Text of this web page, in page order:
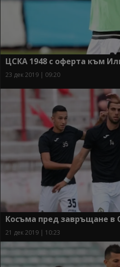
ЦСКА 1948 с оферта към
23 дек 2019 | 09:20
Косъма пред завръщане в
21 дек 2019 | 10:23